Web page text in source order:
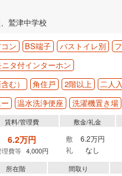
鷲津中学校
ン BS端子 バストイレ別
ニタ付インターホン
む）
角住戸 2階以上
二人
温水洗浄便座 洗濯機置き場
賃料/管理費
6.2万円
理費等 4,000円
敷金/礼金
敷
6.2万円
礼
なし
所在階 間取り